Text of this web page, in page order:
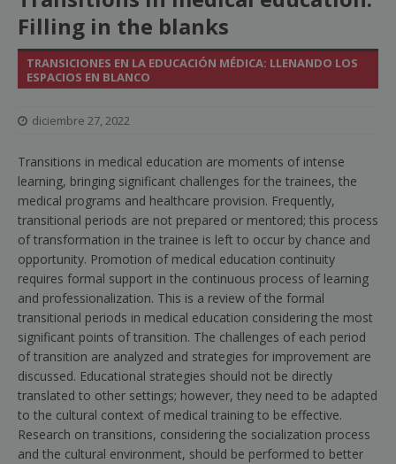
Filling in the blanks
TRANSICIONES EN LA EDUCACIÓN MÉDICA: LLENANDO LOS
ESPACIOS EN BLANCO
diciembre 27, 2022
Transitions in medical education are moments of intense
learning, bringing significant challenges for the trainees, the
medical programs and healthcare provision. Frequently,
transitional periods are not prepared or mentored; this process
of transformation in the trainee is left to occur by chance and
opportunity. Promotion of medical education continuity
requires formal support in the continuous process of learning
and professionalization. This is a review of the formal
transitional periods in medical education considering the most
significant points of transition. The challenges of each period
of transition are analyzed and strategies for improvement are
discussed. Educational strategies should not be directly
translated to other settings; however, they need to be adapted
to the cultural context of medical training to be effective.
Research on transitions, considering the socialization process
and the cultural environment, should be performed to better